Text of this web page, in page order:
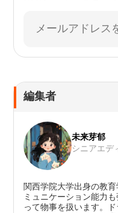
編集者
未来芽郁
シニアエデ
関西学院大学出身の教
ミュニケーション能力
って物事を扱います。